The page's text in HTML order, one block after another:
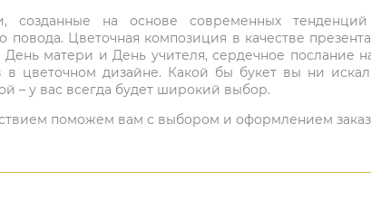
созданные на основе современных
Цветочная композиция в качестве
матери и День учителя, сердечное послание
цветочном дизайне. Какой бы букет вы ни
– у вас всегда будет широкий выбор.
поможем вам с выбором и оформлением